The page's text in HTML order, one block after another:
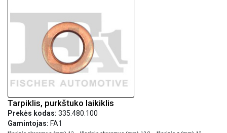
Tarpiklis, purkštuko laikiklis
Prekės kodas: 335.480.100
Gamintojas: FA1